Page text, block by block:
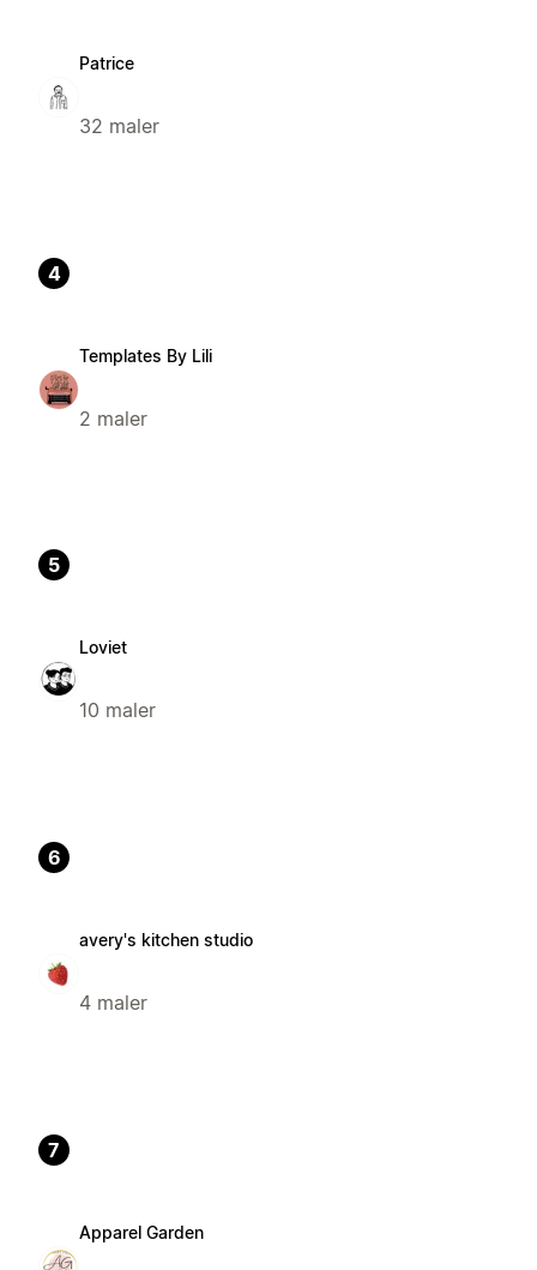
Patrice
32 maler
4
Templates By Lili
2 maler
5
Loviet
10 maler
6
avery's kitchen studio
4 maler
7
Apparel Garden